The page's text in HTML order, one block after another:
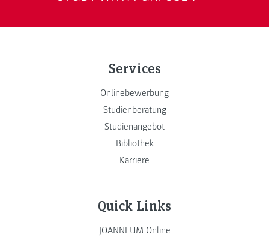
Services
Onlinebewerbung
Studienberatung
Studienangebot
Bibliothek
Karriere
Quick Links
JOANNEUM Online